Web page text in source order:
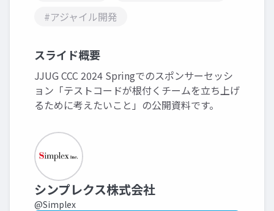
#アジャイル開発
スライド概要
JJUG CCC 2024 Springでのスポンサーセッシ
ョン「テストコードが根付くチームを立ち上げ
るために考えたいこと」の公開資料です。
シンプレクス株式会社
@Simplex